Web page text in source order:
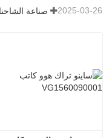
2025-03-26